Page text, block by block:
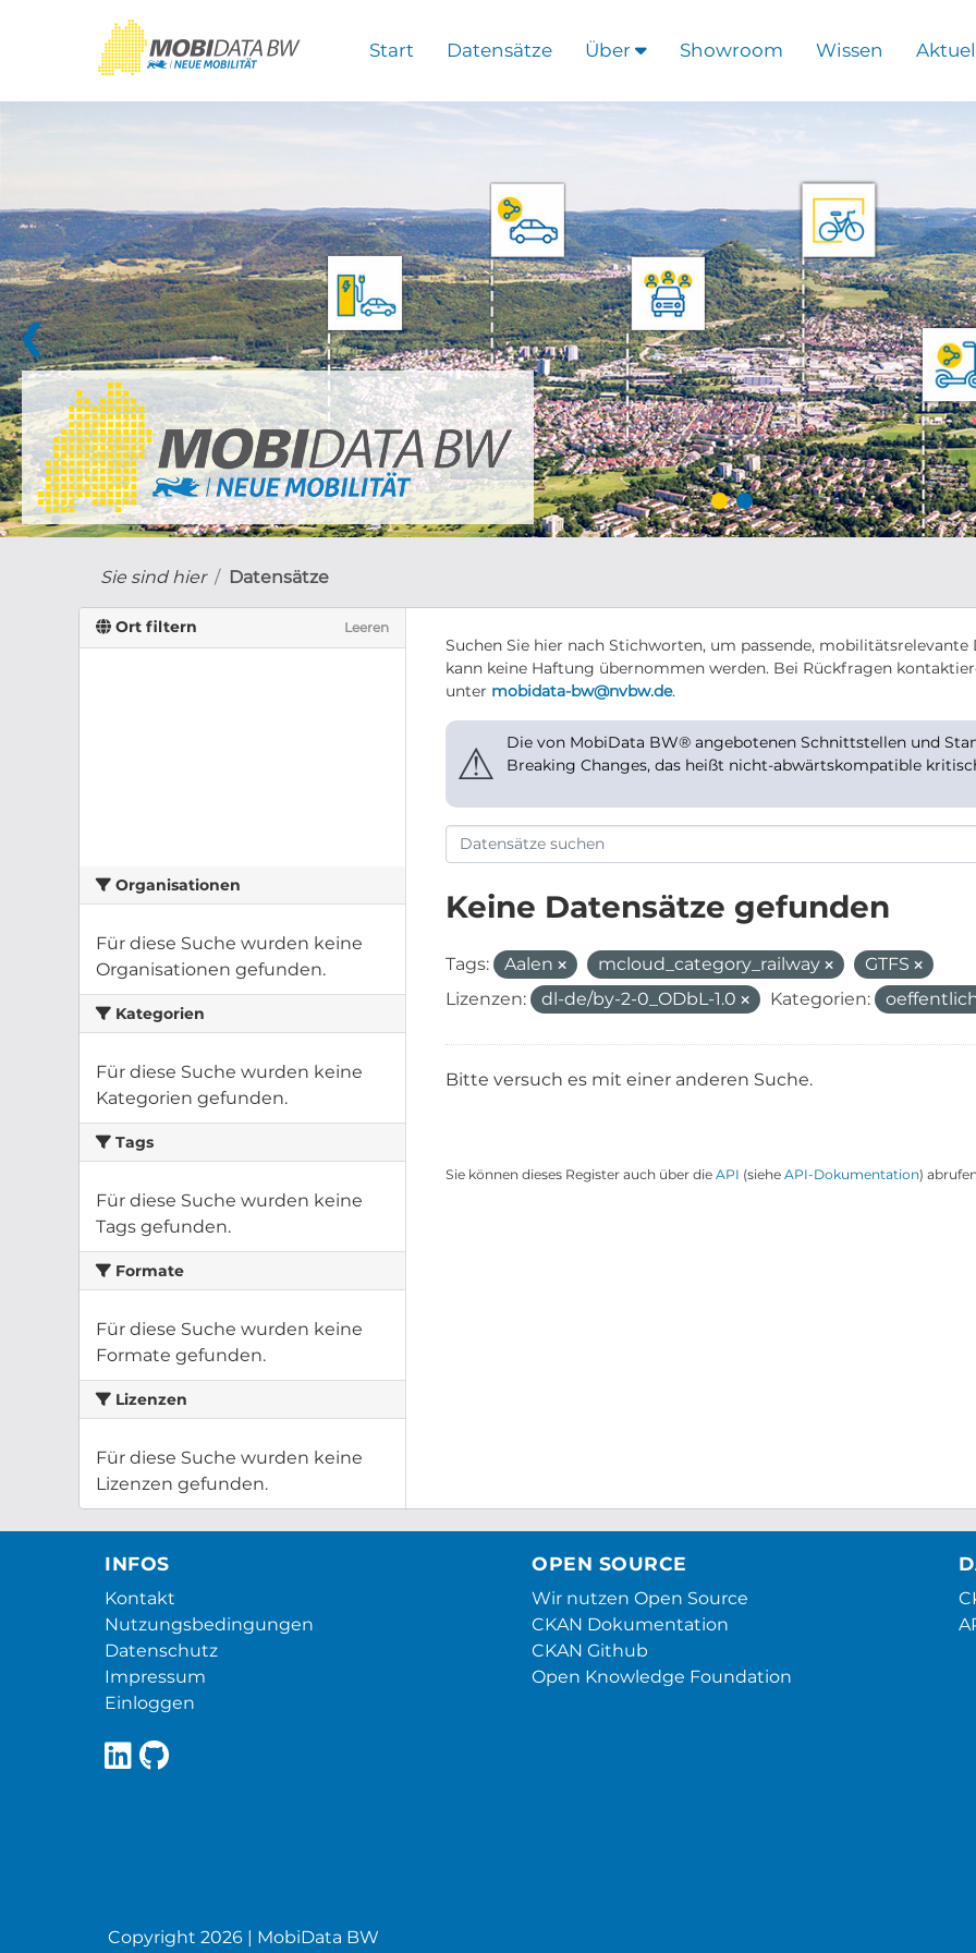
Start Datensätze Über Showroom Wissen
❮
Sie sind hier Datensätze
Ort filtern Leeren
Organisationen
Für diese Suche wurden keine
Organisationen gefunden.
Kategorien
Für diese Suche wurden keine
Kategorien gefunden.
Tags
Für diese Suche wurden keine
Tags gefunden.
Formate
Für diese Suche wurden keine
Formate gefunden.
Lizenzen
Für diese Suche wurden keine
Lizenzen gefunden.
Suchen Sie hier nach Stichworten, um passende,
kann keine Haftung übernommen werden. Bei Rückfragen
unter mobidata-bw@nvbw.de.
⚠
Die von MobiData BW® angebotenen Schnittstellen und
Breaking Changes, das heißt nicht-abwärtskompatible
Keine Datensätze gefunden
Tags: Aalen mcloud_category_railway
GTFS
Lizenzen:
dl-de/by-2-0_ODbL-1.0 Kategorien:
Bitte versuch es mit einer anderen Suche.
Sie können dieses Register auch über die API (siehe API-Dokumentation)
INFOS
Kontakt
Nutzungsbedingungen
Datenschutz
Impressum
Einloggen
OPEN SOURCE
Wir nutzen Open Source
CKAN Dokumentation
CKAN Github
Open Knowledge Foundation
Copyright 2026 | MobiData BW